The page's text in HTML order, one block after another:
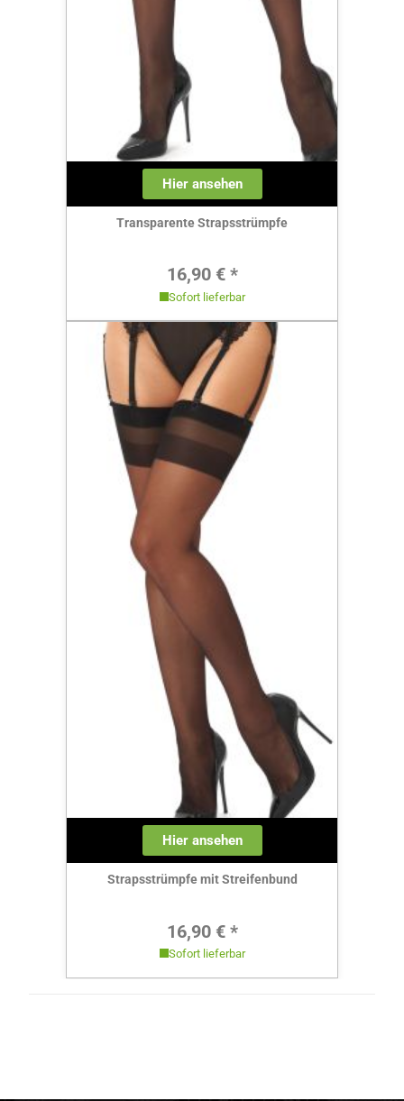
Hier ansehen
Transparente Strapsstrümpfe
Regulärer Preis:
16,90 € *
Sofort lieferbar
Hier ansehen
Strapsstrümpfe mit Streifenbund
Regulärer Preis:
16,90 € *
Sofort lieferbar